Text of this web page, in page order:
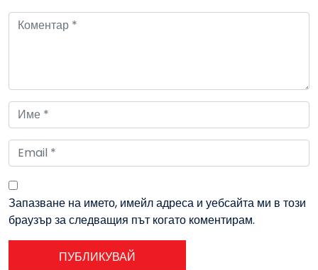
Запазване на името, имейл адреса и уебсайта ми в този
браузър за следващия път когато коментирам.